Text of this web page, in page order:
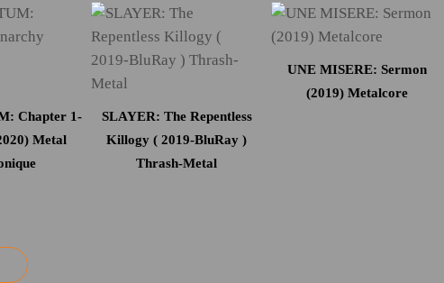
Chapter 1-
Metal
SLAYER: The Repentless
Killogy ( 2019-BluRay )
Thrash-Metal
UNE MISERE: Sermon
(2019) Metalcore